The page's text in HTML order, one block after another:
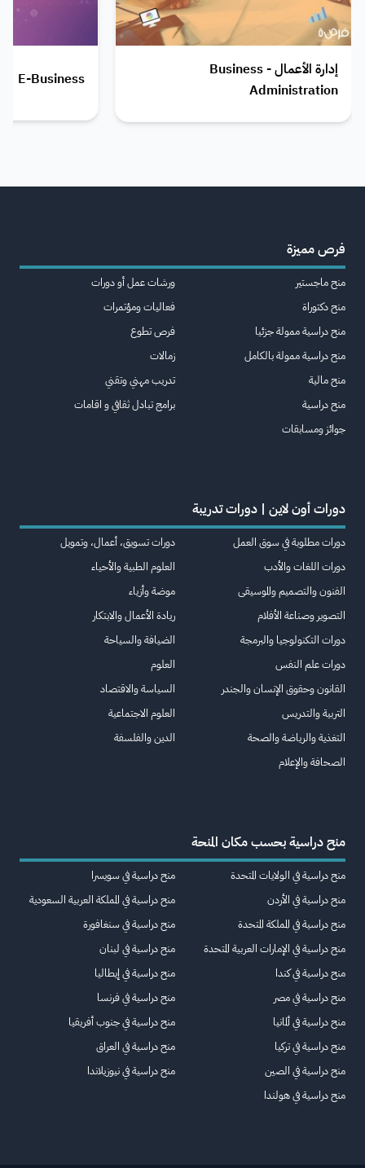
إدارة الأعمال - Business
Administration
E-Business
فرص مميزة
منح ماجستير
منح دكتوراة
منح دراسية ممولة جزئيا
منح دراسية ممولة بالكامل
منح مالية
منح دراسية
جوائز ومسابقات
ورشات عمل أو دورات
فعاليات ومؤتمرات
فرص تطوع
زمالات
تدريب مهني وتقني
برامج تبادل ثقافي و اقامات
دورات أون لاين | دورات تدريبة
دورات مطلوبة في سوق العمل
دورات اللغات والأدب
الفنون والتصميم والموسيقى
التصوير وصناعة الأفلام
دورات التكنولوجيا والبرمجة
دورات علم النفس
القانون وحقوق الإنسان والجندر
التربية والتدريس
التغذية والرياضة والصحة
الصحافة والإعلام
دورات تسويق، أعمال، وتمويل
العلوم الطبية والأحياء
موضة وأزياء
ريادة الأعمال والابتكار
الضيافة والسياحة
العلوم
السياسة والاقتصاد
العلوم الاجتماعية
الدين والفلسفة
منح دراسية بحسب مكان المنحة
منح دراسية في الولايات المتحدة
منح دراسية في الأردن
منح دراسية في المملكة المتحدة
منح دراسية في الإمارات العربية المتحدة
منح دراسية في كندا
منح دراسية في مصر
منح دراسية في ألمانيا
منح دراسية في تركيا
منح دراسية في الصين
منح دراسية في هولندا
منح دراسية في سويسرا
منح دراسية في المملكة العربية السعودية
منح دراسية في سنغافورة
منح دراسية في لبنان
منح دراسية في إيطاليا
منح دراسية في فرنسا
منح دراسية في جنوب أفريقيا
منح دراسية في العراق
منح دراسية في نيوزيلاندا